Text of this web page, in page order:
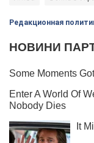
Редакционная